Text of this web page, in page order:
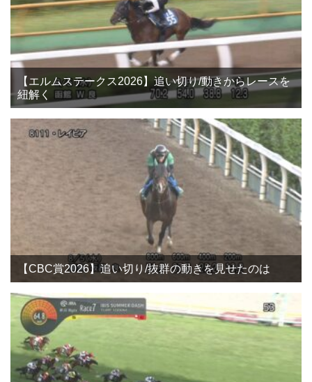
【エルムステークス2026】追い切り/動きからレースを
紐解く
【CBC賞2026】追い切り/抜群の動きを見せたのは